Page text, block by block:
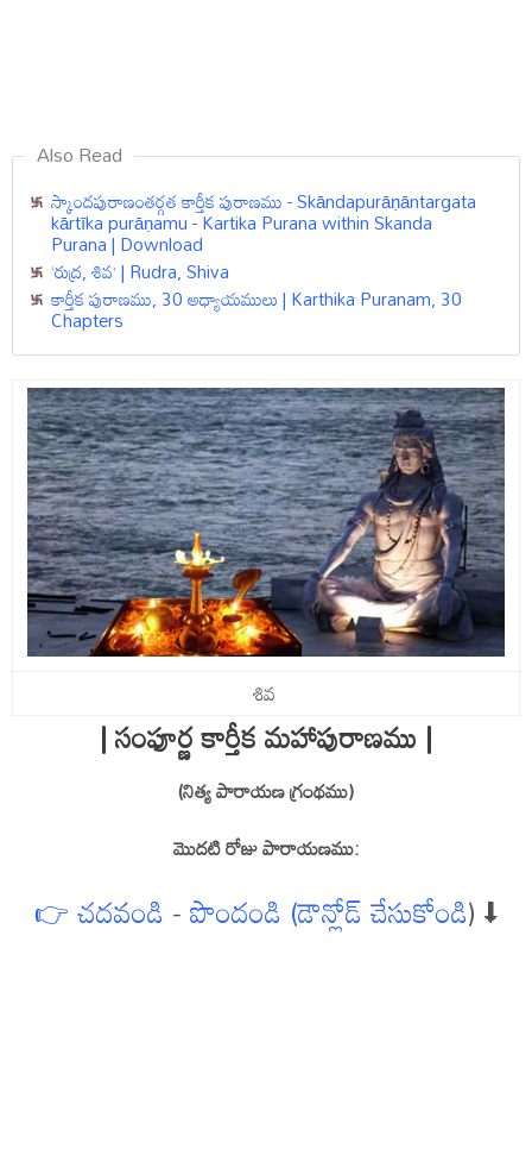
Also Read
స్కాందపురాణంతర్గత కార్తీక పురాణము - Skāndapurāṇāntargata
kārtīka purāṇamu - Kartika Purana within Skanda
Purana | Download
‘రుద్ర, శివ’ | Rudra, Shiva
కార్తీక పురాణము, 30 అధ్యాయములు | Karthika Puranam, 30
Chapters
శివ
| సంఫూర్ణ కార్తీక మహాపురాణము |
(నిత్య పారాయణ గ్రంథము)
మొదటి రోజు పారాయణము:
👉 చదవండి -పొందండి (డౌన్లోడ్ చేసుకోండి) ⬇